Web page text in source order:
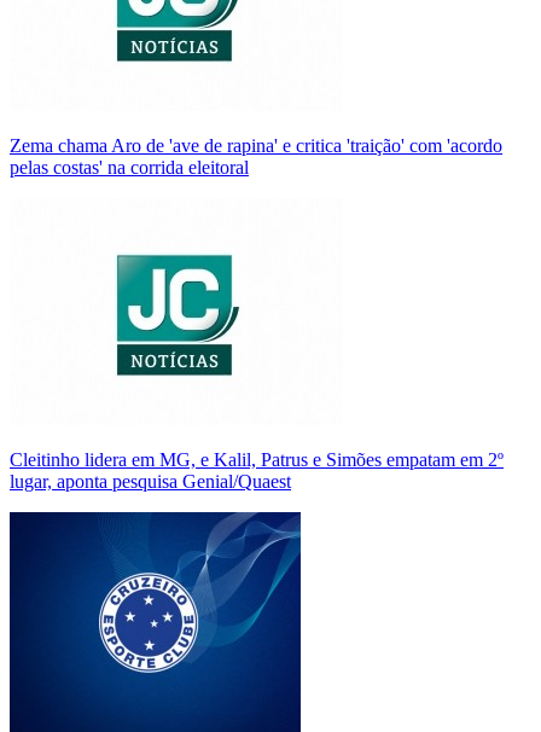
Zema chama Aro de 'ave de rapina' e critica 'traição' com 'acordo
pelas costas' na corrida eleitoral
Cleitinho lidera em MG, e Kalil, Patrus e Simões empatam em 2º
lugar, aponta pesquisa Genial/Quaest